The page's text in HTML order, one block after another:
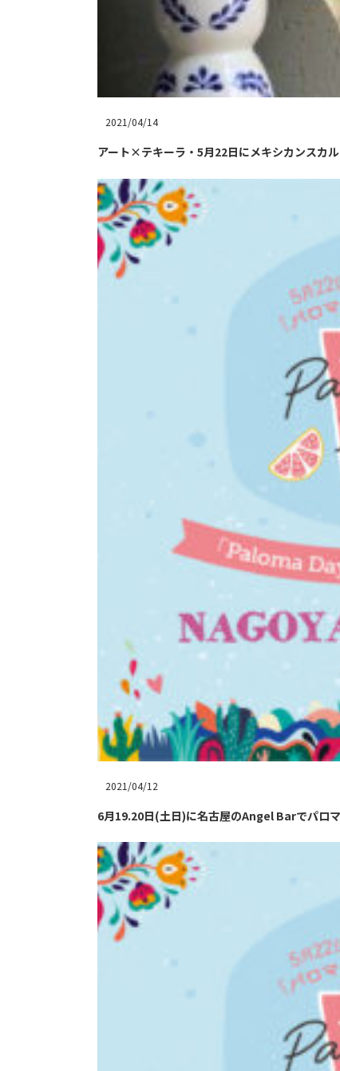
2021/04/14
アート×テキーラ・5月22日にメキシカンスカ
2021/04/12
6月19.20日(土日)に名古屋のAngel Barでパロ